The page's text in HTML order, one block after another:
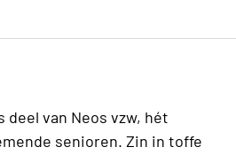
van Neos vzw, hét
senioren. Zin in toffe